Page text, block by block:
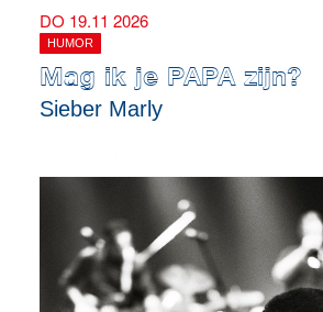
DO 19.11 2026
HUMOR
Mag ik je PAPA zijn?
Sieber Marly